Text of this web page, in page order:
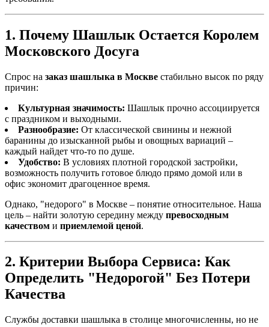
1. Почему Шашлык Остается Королем
Московского Досуга
Спрос на заказ шашлыка в Москве стабильно высок по ряду
причин:
Культурная значимость: Шашлык прочно ассоциируется
с праздником и выходными.
Разнообразие: От классической свинины и нежной
баранины до изысканной рыбы и овощных вариаций –
каждый найдет что-то по душе.
Удобство: В условиях плотной городской застройки,
возможность получить готовое блюдо прямо домой или в
офис экономит драгоценное время.
Однако, "недорого" в Москве – понятие относительное. Наша
цель – найти золотую середину между превосходным
качеством и приемлемой ценой.
2. Критерии Выбора Сервиса: Как
Определить "Недорогой" Без Потери
Качества
Службы доставки шашлыка в столице многочисленны, но не